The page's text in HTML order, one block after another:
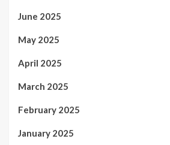
June 2025
May 2025
April 2025
March 2025
February 2025
January 2025